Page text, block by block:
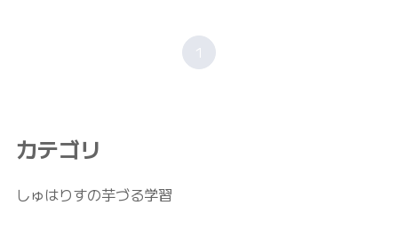
1
カテゴリ
しゅはりすの芋づる学習